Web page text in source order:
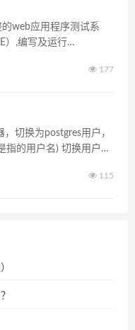
web应用程序测试系
）,编写及运行
177
切换为postgres用户，
指的用户名) 切换用户成
115